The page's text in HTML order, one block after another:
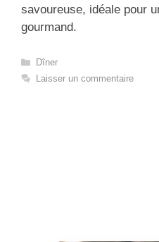
savoureuse, idéale pour
gourmand.
Catégories
Dîner
Laisser un commentaire